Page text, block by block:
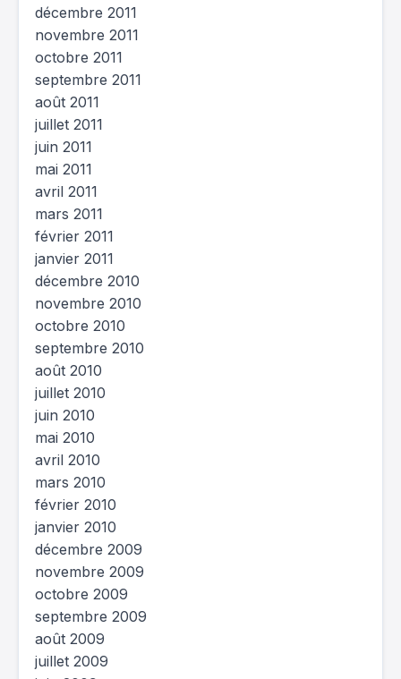
décembre 2011
novembre 2011
octobre 2011
septembre 2011
août 2011
juillet 2011
juin 2011
mai 2011
avril 2011
mars 2011
février 2011
janvier 2011
décembre 2010
novembre 2010
octobre 2010
septembre 2010
août 2010
juillet 2010
juin 2010
mai 2010
avril 2010
mars 2010
février 2010
janvier 2010
décembre 2009
novembre 2009
octobre 2009
septembre 2009
août 2009
juillet 2009